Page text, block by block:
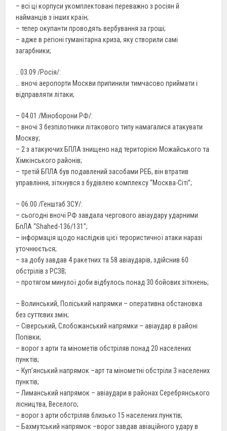
– всі ці корпуси укомплектовані переважно з росіян й
найманців з інших країн;
– тепер окупанти проводять вербування за гроші;
– адже в регіоні гуманітарна криза, яку створили самі
загарбники;
.. 03.09 /Росія/:
… вночі аеропорти Москви припинили тимчасово приймати і
відправляти літаки;
– 04.01 /Міноборони РФ/:
– вночі 3 безпілотники літакового типу намагалися атакувати
Москву;
– 2 з атакуючих БПЛА знищено над територією Можайського та
Хімкінського районів;
– третій БПЛА був подавлений засобами РЕБ, він втратив
управління, зіткнувся з будівлею комплексу “Москва-Сіті”;
– 06.00 /Генштаб ЗСУ/:
– сьогодні вночі РФ завдала чергового авіаудару ударними
БпЛА “Shahed-136/131”;
– інформація щодо наслідків цієї терористичної атаки наразі
уточнюється;
– за добу завдав 4 ракетних та 58 авіаударів, здійснив 60
обстрілів з РСЗВ;
– протягом минулої доби відбулось понад 30 бойових зіткнень;
– Волинський, Поліський напрямки – оперативна обстановка
без суттєвих змін;
– Сіверський, Слобожанський напрямки – авіаудар в районі
Попівки;
– ворог з арти та мінометів обстріляв понад 20 населених
пунктів;
– Куп’янський напрямок –арт та мінометні обстріли 3 населених
пунктів;
– Лиманський напрямок – авіаудари в районах Серебрянського
лісництва, Веселого;
– ворог з арти обстріляв близько 15 населених пунктів;
– Бахмутський напрямок –ворог завдав авіаційного удару в